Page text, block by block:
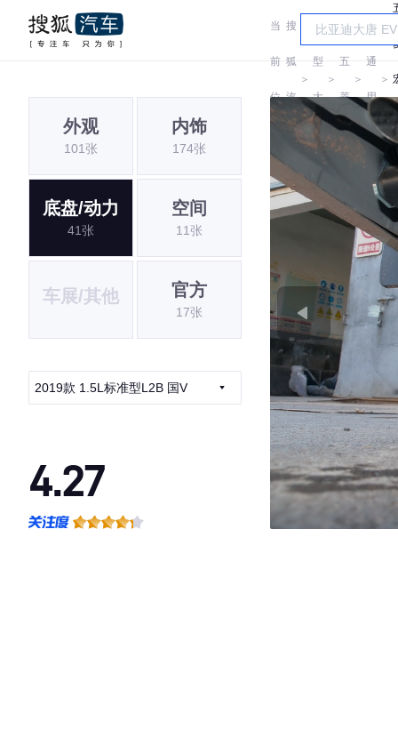
当
前
位
搜
狐
汽
＞
车
型
大
＞
五
菱
＞
汽
通
用
五
＞
外观
101张
内饰
174张
底盘/动力
41张
空间
11张
车展/其他 官方
17张
2019款 1.5L标准型L2B 国V
4.27